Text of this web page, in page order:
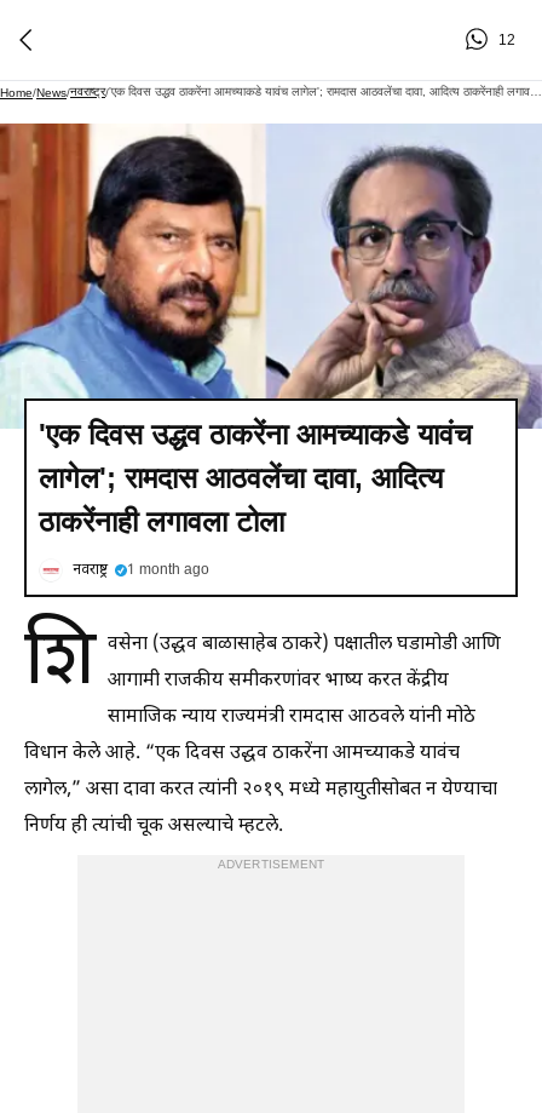
12
Home/News/नवराष्ट्र/
'एक दिवस उद्धव ठाकरेंना आमच्याकडे यावंच
लागेल'; रामदास आठवलेंचा दावा, आदित्य
ठाकरेंनाही लगावला टोला
नवराष्ट्र 1 month ago
शि वसेना (उद्धव बाळासाहेब ठाकरे) पक्षातील घडामोडी आणि
आगामी राजकीय समीकरणांवर भाष्य करत केंद्रीय
सामाजिक न्याय राज्यमंत्री रामदास आठवले यांनी मोठे
विधान केले आहे. “एक दिवस उद्धव ठाकरेंना आमच्याकडे यावंच
लागेल,” असा दावा करत त्यांनी २०१९ मध्ये महायुतीसोबत न येण्याचा
निर्णय ही त्यांची चूक असल्याचे म्हटले.
ADVERTISEMENT